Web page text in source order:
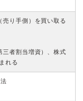
売り手側）を買い取る
三者割当増資）、株式
れる